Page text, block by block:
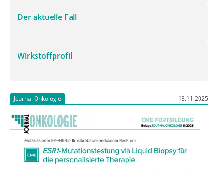
Der aktuelle Fall
Wirkstoffprofil
Journal Onkologie 18.11.2025